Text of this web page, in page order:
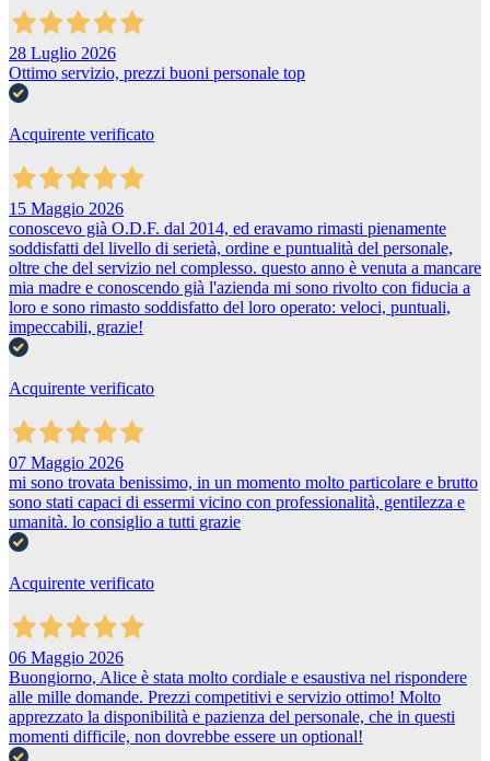
28 Luglio 2026
Ottimo servizio, prezzi buoni personale top
Acquirente verificato
15 Maggio 2026
conoscevo già O.D.F. dal 2014, ed eravamo rimasti pienamente
soddisfatti del livello di serietà, ordine e puntualità del personale,
oltre che del servizio nel complesso. questo anno è venuta a mancare
mia madre e conoscendo già l'azienda mi sono rivolto con fiducia a
loro e sono rimasto soddisfatto del loro operato: veloci, puntuali,
impeccabili, grazie!
Acquirente verificato
07 Maggio 2026
mi sono trovata benissimo, in un momento molto particolare e brutto
sono stati capaci di essermi vicino con professionalità, gentilezza e
umanità. lo consiglio a tutti grazie
Acquirente verificato
06 Maggio 2026
Buongiorno, Alice è stata molto cordiale e esaustiva nel rispondere
alle mille domande. Prezzi competitivi e servizio ottimo! Molto
apprezzato la disponibilità e pazienza del personale, che in questi
momenti difficile, non dovrebbe essere un optional!